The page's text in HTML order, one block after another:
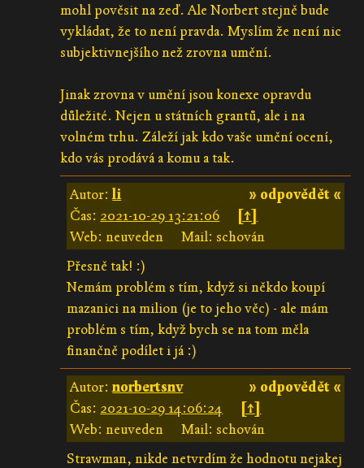
mohl pověsit na zeď. Ale Norbert stejně bude
vykládat, že to není pravda. Myslím že není nic
subjektivnejšího než zrovna umění.
Jinak zrovna v umění jsou konexe opravdu
důležité. Nejen u státních grantů, ale i na
volném trhu. Záleží jak kdo vaše umění ocení,
kdo vás prodává a komu a tak.
» odpovědět «
Autor:li
Čas: 2021-10-29 13:21:06
[↑]
Web: neuveden
Mail: schován
Přesně tak! :)
Nemám problém s tím, když si někdo koupí
mazanici na milion (je to jeho věc) - ale mám
problém s tím, když bych se na tom měla
finančně podílet i já :)
» odpovědět «
Autor:norbertsnv
Čas: 2021-10-29 14:06:24
[↑]
Web: neuveden
Mail: schován
Strawman, nikde netvrdím že hodnotu nejakej